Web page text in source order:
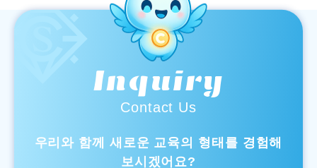
Inquiry
Contact Us
우리와 함께 새로운 교육의 형태를 경험해
보시겠어요?